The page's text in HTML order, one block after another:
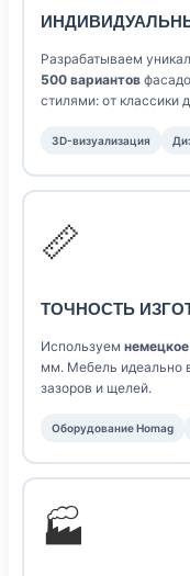
Разрабатываем
500 вариантов
стилями: от классики
3D-визуализация
📏
ТОЧНОСТЬ
Используем
мм. Мебель идеально
зазоров и щелей.
Оборудование Homag
🏭